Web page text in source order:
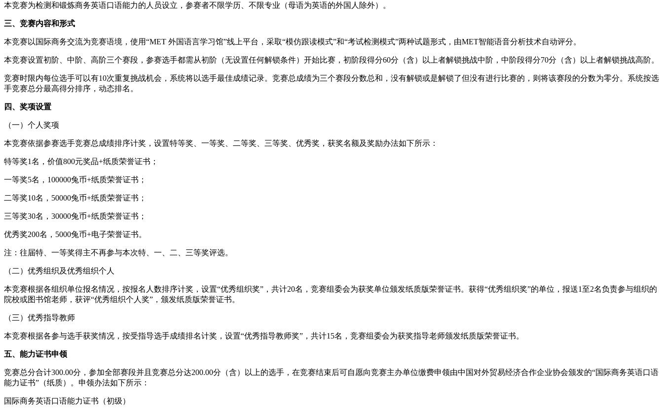
本竞赛为检测和锻炼商务英语口语能力的人员设立，参赛者不限学历、不限专业（母语为英语的外国人除外）。
三、竞赛内容和形式
本竞赛以国际商务交流为竞赛语境，使用“MET 外国语言学习馆”线上平台，采取“模仿跟读模式”和“考试检测模式”两种试题形式，由MET智能语音分析技术自动评分。
本竞赛设置初阶、中阶、高阶三个赛段，参赛选手都需从初阶（无设置任何解锁条件）开始比赛，初阶段得分60分（含）以上者解锁挑战中阶，中阶段得分70分（含）以上者解锁挑战高阶。
竞赛时限内每位选手可以有10次重复挑战机会，系统将以选手最佳成绩记录。竞赛总成绩为三个赛段分数总和，没有解锁或是解锁了但没有进行比赛的，则将该赛段的分数为零分。系统按选
手竞赛总分最高得分排序，动态排名。
四、奖项设置
（一）个人奖项
本竞赛依据参赛选手竞赛总成绩排序计奖，设置特等奖、一等奖、二等奖、三等奖、优秀奖，获奖名额及奖励办法如下所示：
特等奖1名，价值800元奖品+纸质荣誉证书；
一等奖5名，100000兔币+纸质荣誉证书；
二等奖10名，50000兔币+纸质荣誉证书；
三等奖30名，30000兔币+纸质荣誉证书；
优秀奖200名，5000兔币+电子荣誉证书。
注：往届特、一等奖得主不再参与本次特、一、二、三等奖评选。
（二）优秀组织及优秀组织个人
本竞赛根据各组织单位报名情况，按报名人数排序计奖，设置“优秀组织奖”，共计20名，竞赛组委会为获奖单位颁发纸质版荣誉证书。获得“优秀组织奖”的单位，报送1至2名负责参与组织的
院校或图书馆老师，获评“优秀组织个人奖”，颁发纸质版荣誉证书。
（三）优秀指导教师
本竞赛根据各参与选手获奖情况，按受指导选手成绩排名计奖，设置“优秀指导教师奖”，共计15名，竞赛组委会为获奖指导老师颁发纸质版荣誉证书。
五、能力证书申领
竞赛总分合计300.00分，参加全部赛段并且竞赛总分达200.00分（含）以上的选手，在竞赛结束后可自愿向竞赛主办单位缴费申领由中国对外贸易经济合作企业协会颁发的“国际商务英语口语
能力证书”（纸质）。申领办法如下所示：
国际商务英语口语能力证书（初级）